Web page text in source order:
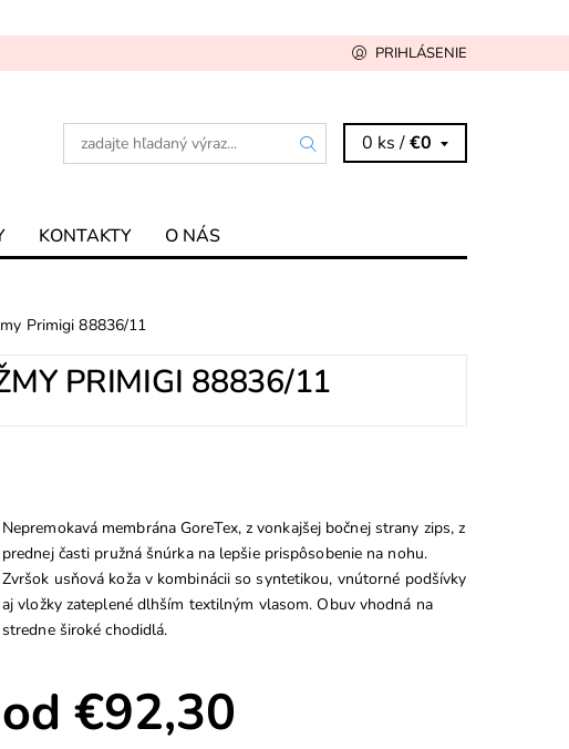
PRIHLÁSENIE
0 ks /€0
KONTAKTY O NÁS
Primigi 88836/11
PRIMIGI 88836/11
Nepremokavá membrána GoreTex, z vonkajšej bočnej strany zips, z
prednej časti pružná šnúrka na lepšie prispôsobenie na nohu.
Zvršok usňová koža v kombinácii so syntetikou, vnútorné podšívky
aj vložky zateplené dlhším textilným vlasom. Obuv vhodná na
stredne široké chodidlá.
od €92,30